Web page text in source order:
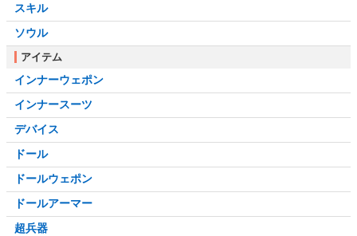
スキル
ソウル
アイテム
インナーウェポン
インナースーツ
デバイス
ドール
ドールウェポン
ドールアーマー
超兵器